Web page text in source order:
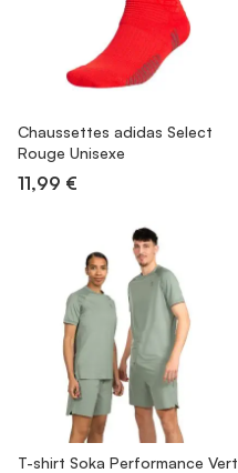
Chaussettes adidas Select
Rouge Unisexe
11,99 €
T-shirt Soka Performance Vert